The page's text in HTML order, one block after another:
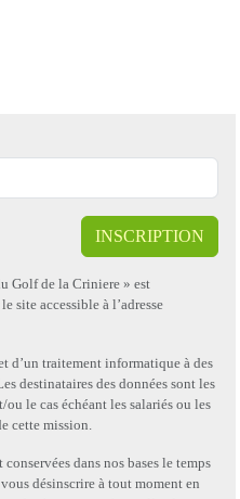
INSCRIPTION
Golf de la Criniere » est
site accessible à l’adresse
d’un traitement informatique à des
destinataires des données sont les
le cas échéant les salariés ou les
cette mission.
dans nos bases le temps
désinscrire à tout moment en